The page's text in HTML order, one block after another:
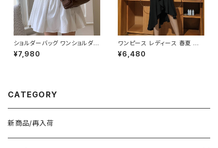
ショルダーバッグ ワンショルダー
バッグ レディース バッグ 肩掛け
斜めがけ クロスボディ おしゃれ
¥7,980
ワンピース レディース 春夏 秋
冬 春 夏 秋 冬 黒 ドレス マーメ
イドワンピース ドレスワンピー
¥6,480
CATEGORY
新商品/再入荷